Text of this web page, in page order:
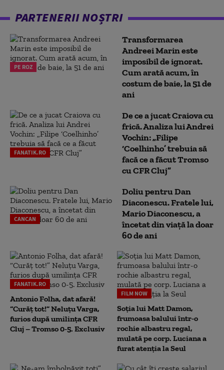
PARTENERII NOȘTRI
PE ROZ
Transformarea
Andreei Marin este
imposibil de ignorat.
Cum arată acum, în
costum de baie, la 51 de
ani
FANATIK.RO
De ce a jucat Craiova cu
frică. Analiza lui Andrei
Vochin: „Filipe
‘Coelhinho’ trebuia să
facă ce a făcut Tromso
cu CFR Cluj”
CANCAN
Doliu pentru Dan
Diaconescu. Fratele lui,
Mario Diaconescu, a
încetat din viață la doar
60 de ani
FANATIK.RO
Antonio Folha, dat afară!
“Curăț tot!” Neluțu Varga,
furios după umilința CFR
Cluj – Tromso 0-5. Exclusiv
FILM NOW
Soția lui Matt Damon,
frumoasa balului într-o
rochie albastru regal,
mulată pe corp. Luciana a
furat atenția la Seul